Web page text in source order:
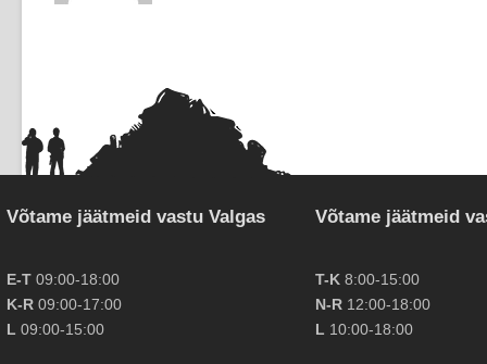
Võtame jäätmeid vastu Valgas
E-T09:00-18:00
K-R09:00-17:00
L 09:00-15:00
Võtame jäätmeid
T-K 8:00-15:00
N-R 12:00-18:00
L 10:00-18:00